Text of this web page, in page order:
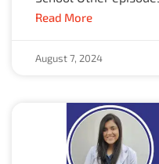
Read More
August 7, 2024